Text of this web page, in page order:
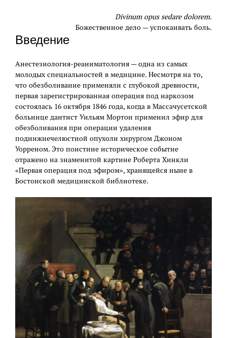
Divinum opus sedare dolorem.
Божественное дело — успокаивать боль.
Введение
Анестезиология-реаниматология — одна из самых
молодых специальностей в медицине. Несмотря на то,
что обезболивание применяли с глубокой древности,
первая зарегистрированная операция под наркозом
состоялась 16 октября 1846 года, когда в Массачусетской
больнице дантист Уильям Мортон применил эфир для
обезболивания при операции удаления
поднижнечелюстной опухоли хирургом Джоном
Уорреном. Это поистине историческое событие
отражено на знаменитой картине Роберта Хинкли
«Первая операция под эфиром», хранящейся ныне в
Бостонской медицинской библиотеке.